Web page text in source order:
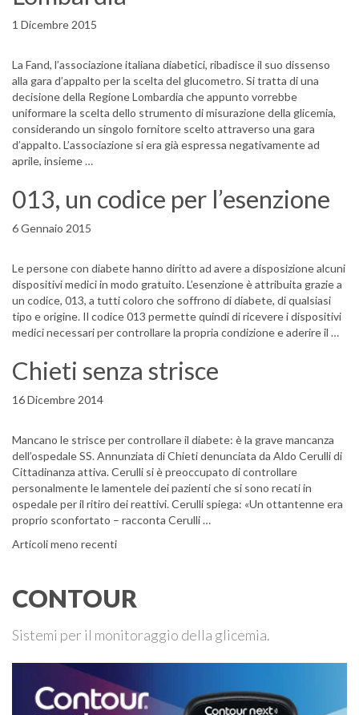
1 Dicembre 2015
La Fand, l’associazione italiana diabetici, ribadisce il suo dissenso
alla gara d’appalto per la scelta del glucometro. Si tratta di una
decisione della Regione Lombardia che appunto vorrebbe
uniformare la scelta dello strumento di misurazione della glicemia,
considerando un singolo fornitore scelto attraverso una gara
d’appalto. L’associazione si era già espressa negativamente ad
aprile, insieme …
013, un codice per l’esenzione
6 Gennaio 2015
Le persone con diabete hanno diritto ad avere a disposizione alcuni
dispositivi medici in modo gratuito. L’esenzione è attribuita grazie a
un codice, 013, a tutti coloro che soffrono di diabete, di qualsiasi
tipo e origine. Il codice 013 permette quindi di ricevere i dispositivi
medici necessari per controllare la propria condizione e aderire il …
Chieti senza strisce
16 Dicembre 2014
Mancano le strisce per controllare il diabete: è la grave mancanza
dell’ospedale SS. Annunziata di Chieti denunciata da Aldo Cerulli di
Cittadinanza attiva. Cerulli si è preoccupato di controllare
personalmente le lamentele dei pazienti che si sono recati in
ospedale per il ritiro dei reattivi. Cerulli spiega: «Un ottantenne era
proprio sconfortato – racconta Cerulli …
Navigazione articoli
Articoli meno recenti
CONTOUR
Sistemi per il monitoraggio della glicemia.